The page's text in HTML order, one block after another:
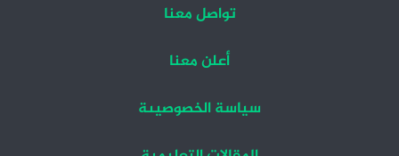
تواصل معنا
أعلن معنا
سياسة الخصوصيىة